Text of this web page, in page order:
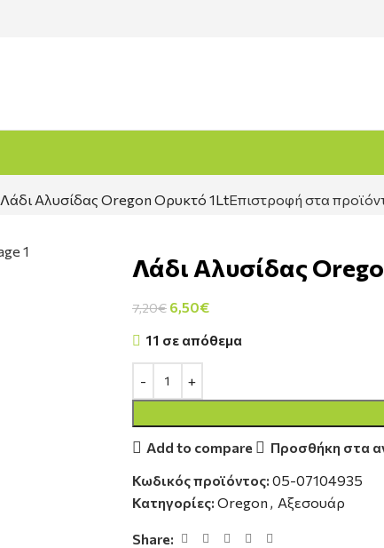
Λάδι Αλυσίδας Oregon Ορυκτό 1LtΕπιστροφή στα
Λάδι Αλυσίδας
7,20€ 6,50€
11 σε απόθεμα
Add to compare
Προσθήκη στα
Κωδικός προϊόντος: 05-07104935
Κατηγορίες: Oregon , Αξεσουάρ
Share: